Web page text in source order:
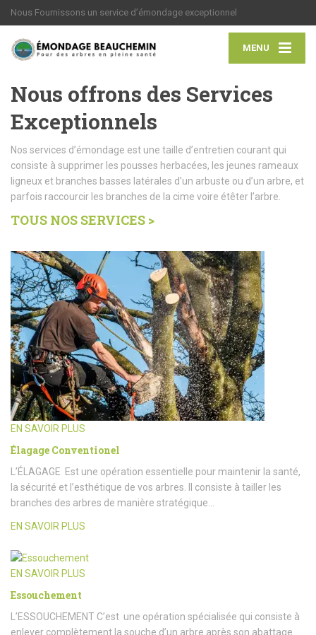
Nous Fournissons un service d’émondage exceptionnel
MENU
Nous offrons des Services
Exceptionnels
Nos services d’émondage est une taille d’entretien courant qui
consiste à supprimer les pousses herbacées, les jeunes rameaux
ligneux et branches basses latérales d’un arbuste ou d’un arbre, et
parfois raccourcir les branches de la cime voire étêter l’arbre.
TOUS NOS SERVICES >
EN SAVOIR PLUS
Élagage Conventionel
L’ÉLAGAGE Est une opération essentielle pour maintenir la santé,
la sécurité et l’esthétique de vos arbres. Il consiste à tailler les
branches des arbres de manière stratégique…
EN SAVOIR PLUS
EN SAVOIR PLUS
Essouchement
L’ESSOUCHEMENT C’est une opération spécialisée qui consiste à
enlever complètement la souche d’un arbre après son abattage.